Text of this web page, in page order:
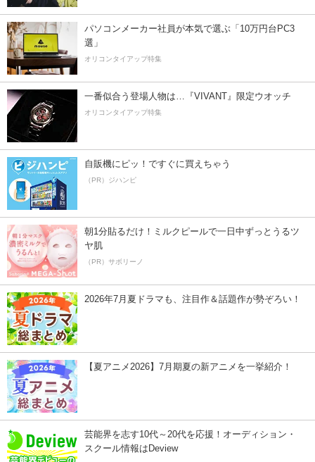
パソコンメーカー社員が本気で選ぶ「10万円台PC3
選」
オリコンタイアップ特集
一番似合う登場人物は…『VIVANT』限定ウオッチ
オリコンタイアップ特集
自販機にピッ！ですぐに買えちゃう
（PR）ジハンピ
朝1分貼るだけ！ミルクピールで一日中ずっとうるツ
ヤ肌
（PR）サボリーノ
2026年7月夏ドラマも、注目作＆話題作が勢ぞろい！
【夏アニメ2026】7月期夏の新アニメを一挙紹介！
芸能界を志す10代～20代を応援！オーディション・
スクール情報はDeview